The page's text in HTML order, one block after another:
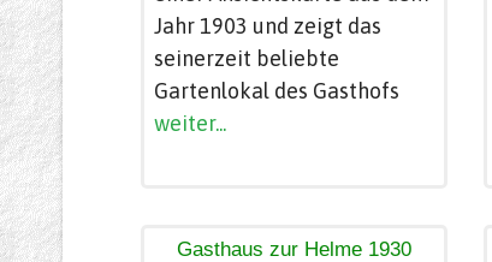
Jahr 1903 und zeigt das
seinerzeit beliebte
Gartenlokal des Gasthofs
weiter...
Gasthaus zur Helme 1930